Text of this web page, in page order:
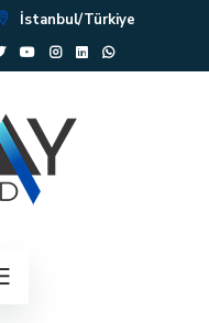
İstanbul/Türkiye